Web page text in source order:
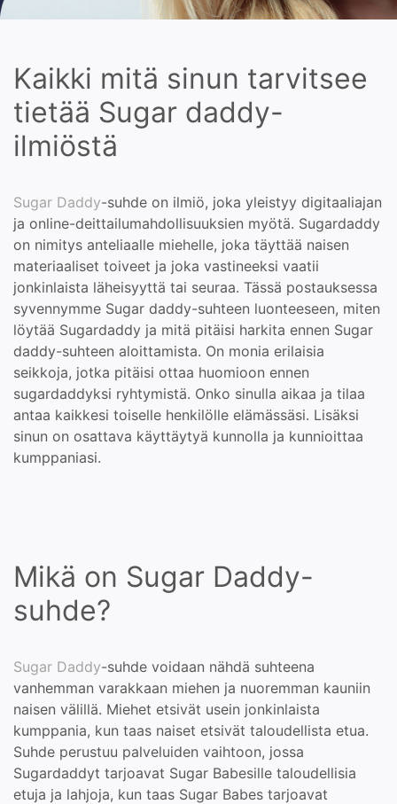
Kaikki mitä sinun tarvitsee
tietää Sugar daddy-
ilmiöstä
Sugar Daddy-suhde on ilmiö, joka yleistyy digitaaliajan
ja online-deittailumahdollisuuksien myötä. Sugardaddy
on nimitys anteliaalle miehelle, joka täyttää naisen
materiaaliset toiveet ja joka vastineeksi vaatii
jonkinlaista läheisyyttä tai seuraa. Tässä postauksessa
syvennymme Sugar daddy-suhteen luonteeseen, miten
löytää Sugardaddy ja mitä pitäisi harkita ennen Sugar
daddy-suhteen aloittamista. On monia erilaisia ​​
seikkoja, jotka pitäisi ottaa huomioon ennen
sugardaddyksi ryhtymistä. Onko sinulla aikaa ja tilaa
antaa kaikkesi toiselle henkilölle elämässäsi. Lisäksi
sinun on osattava käyttäytyä kunnolla ja kunnioittaa
kumppaniasi.
Mikä on Sugar Daddy-
suhde?
Sugar Daddy-suhde voidaan nähdä suhteena
vanhemman varakkaan miehen ja nuoremman kauniin
naisen välillä. Miehet etsivät usein jonkinlaista
kumppania, kun taas naiset etsivät taloudellista etua.
Suhde perustuu palveluiden vaihtoon, jossa
Sugardaddyt tarjoavat Sugar Babesille taloudellisia
etuja ja lahjoja, kun taas Sugar Babes tarjoavat